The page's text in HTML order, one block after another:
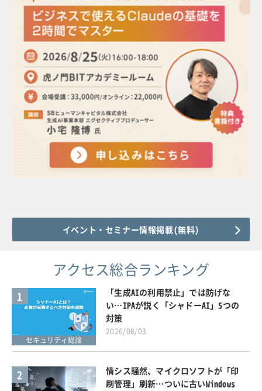
イベント・セミナー情報掲載(無料)
アクセス総合ランキング
1
セキュリティ総論
「生成AIの利用禁止」では防げな
い…IPAが説く「シャドーAI」5つの
対策
2026/08/03
2
情シス騒然、マイクロソフトが「印
刷管理」刷新…ついに古いWindows